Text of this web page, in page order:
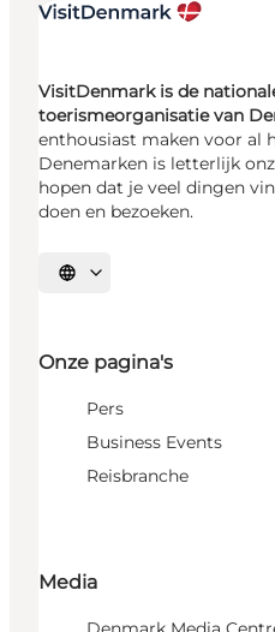
VisitDenmark is de
toerismeorganisatie van
enthousiast maken voor al
Denemarken is letterlijk
hopen dat je veel dingen
doen en bezoeken.
Selecteer taal
Onze pagina's
Pers
Business Events
Reisbranche
Media